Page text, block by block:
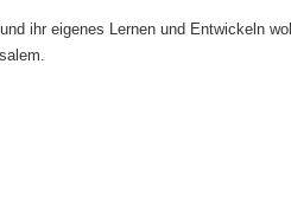
ihr eigenes Lernen und Entwickeln